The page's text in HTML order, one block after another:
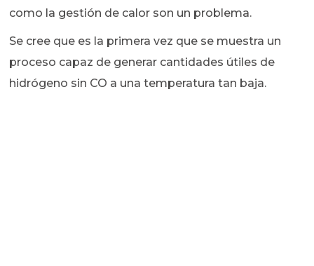
como la gestión de calor son un problema.
Se cree que es la primera vez que se muestra un
proceso capaz de generar cantidades útiles de
hidrógeno sin CO a una temperatura tan baja.